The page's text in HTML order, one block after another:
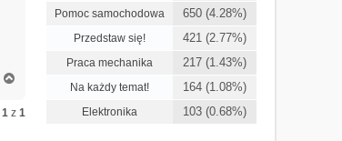
g
ó
1z 1
Pomoc samochodowa
650 (4.28%)
Przedstaw się! 421 (2.77%)
Praca mechanika 217 (1.43%)
Na każdy temat! 164 (1.08%)
Elektronika 103 (0.68%)